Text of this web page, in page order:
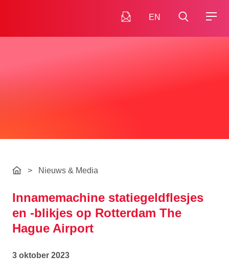
EN
> Nieuws & Media
Innamemachine statiegeldflesjes
en -blikjes op Rotterdam The
Hague Airport
3 oktober 2023